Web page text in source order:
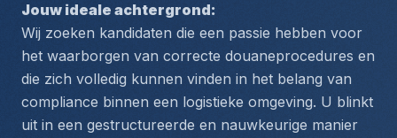
Jouw ideale achtergrond:
Wij zoeken kandidaten die een passie hebben voor
het waarborgen van correcte douaneprocedures en
die zich volledig kunnen vinden in het belang van
compliance binnen een logistieke omgeving. U blinkt
uit in een gestructureerde en nauwkeurige manier